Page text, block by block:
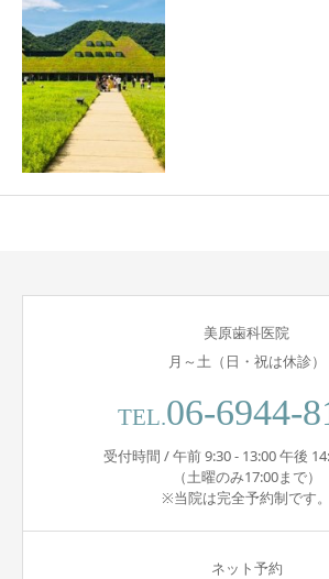
美原歯科医院
月～土（日・祝は休診）
TEL.06-6944-
受付時間 / 午前 9:30 - 13:00 午後
（土曜のみ17:00まで）
※当院は完全予約制です。
ネット予約